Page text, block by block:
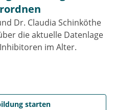
Dr. Claudia Schinköthe
die aktuelle Datenlage
im Alter.
starten